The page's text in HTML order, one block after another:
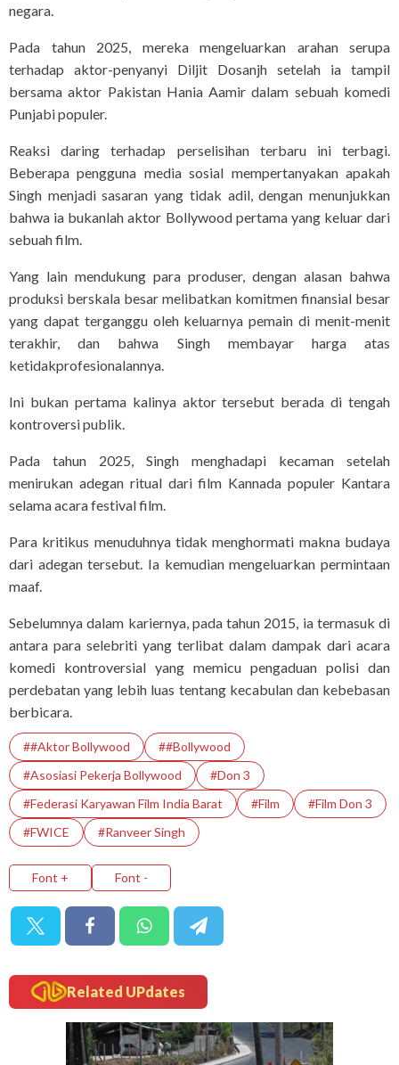
negara.
Pada tahun 2025, mereka mengeluarkan arahan serupa
terhadap aktor-penyanyi Diljit Dosanjh setelah ia tampil
bersama aktor Pakistan Hania Aamir dalam sebuah komedi
Punjabi populer.
Reaksi daring terhadap perselisihan terbaru ini terbagi.
Beberapa pengguna media sosial mempertanyakan apakah
Singh menjadi sasaran yang tidak adil, dengan menunjukkan
bahwa ia bukanlah aktor Bollywood pertama yang keluar dari
sebuah film.
Yang lain mendukung para produser, dengan alasan bahwa
produksi berskala besar melibatkan komitmen finansial besar
yang dapat terganggu oleh keluarnya pemain di menit-menit
terakhir, dan bahwa Singh membayar harga atas
ketidakprofesionalannya.
Ini bukan pertama kalinya aktor tersebut berada di tengah
kontroversi publik.
Pada tahun 2025, Singh menghadapi kecaman setelah
menirukan adegan ritual dari film Kannada populer Kantara
selama acara festival film.
Para kritikus menuduhnya tidak menghormati makna budaya
dari adegan tersebut. Ia kemudian mengeluarkan permintaan
maaf.
Sebelumnya dalam kariernya, pada tahun 2015, ia termasuk di
antara para selebriti yang terlibat dalam dampak dari acara
komedi kontroversial yang memicu pengaduan polisi dan
perdebatan yang lebih luas tentang kecabulan dan kebebasan
berbicara.
##Aktor Bollywood
##Bollywood
#asosiasi Pekerja Bollywood
#Don 3
#Federasi Karyawan Film India Barat
#film
#film Don 3
#FWICE
#Ranveer Singh
Font + Font -
Related UPdates